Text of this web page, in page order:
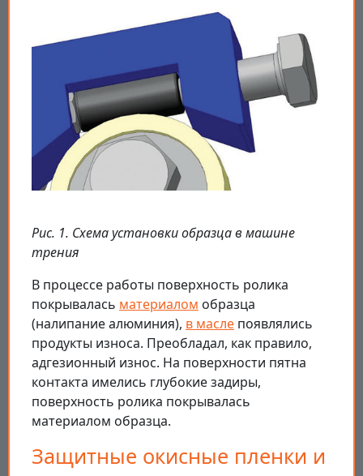
Рис. 1. Схема установки образца в машине
трения
В процессе работы поверхность ролика
покрывалась материалом образца
(налипание алюминия), в масле появлялись
продукты износа. Преобладал, как правило,
адгезионный износ. На поверхности пятна
контакта имелись глубокие задиры,
поверхность ролика покрывалась
материалом образца.
Защитные окисные пленки и